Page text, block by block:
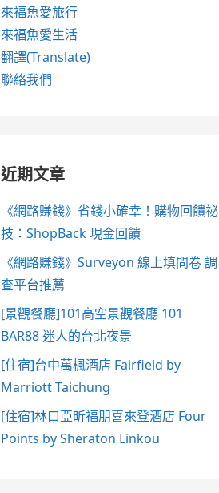
來福魚愛旅行
來福魚愛生活
翻譯(Translate)
聯絡我們
近期文章
《網路賺錢》省錢小確幸！購物回饋祕
技：ShopBack 現金回饋
《網路賺錢》Surveyon 線上填問卷 調
查平台推薦
[景觀餐廳]101高空景觀餐廳 101
BAR88 迷人的台北夜景
[住宿]台中萬楓酒店 Fairfield by
Marriott Taichung
[住宿]林口亞昕福朋喜來登酒店 Four
Points by Sheraton Linkou